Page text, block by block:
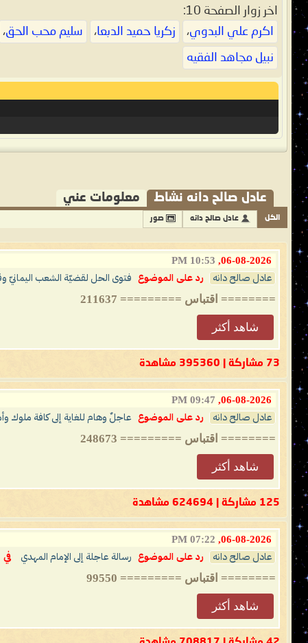
اخر زوار الصفحة 10:
اكرم علي البدوي، زكريا حميد الدبعا، سليم محب الحق،
نبيل مجاهد الفقيه
عادل صالح دانه نشاط معلومات عني
الكل عادل صالح دانه صور
06-08-2026,
10:53 PM
عادل صالح دانه رد على الموضوع فتوى الحل لقضيّة الشعب اليمانيّ
======== اقتباس ========= 211637
شاهد أكثر
73 مشاركة | 395360 مشاهدة
06-08-2026,
09:47 PM
عادل صالح دانه رد على الموضوع عاجلٌ وهام للغاية إلى كافة ملوك
======== اقتباس ========= 248673
شاهد أكثر
125 مشاركة | 624694 مشاهدة
06-08-2026,
07:22 PM
عادل صالح دانه رد على الموضوع رسالة عاجلة إلى الإمام المهدي في
======== اقتباس ========= 99550
شاهد أكثر